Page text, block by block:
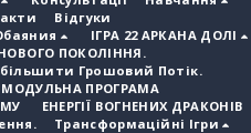
Відгуки
ІГРА 22 АРКАНА ДОЛІ
ПОКОЛІННЯ.
Грошовий Потік.
МОДУЛЬНА ПРОГРАМА
ЕНЕРГІЇ ВОГНЕНИХ ДРАКОНІВ
Трансформаційні Ігри